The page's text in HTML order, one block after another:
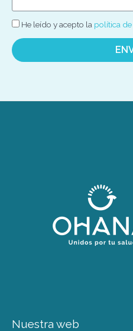
He leído y acepto la política
Nuestra web